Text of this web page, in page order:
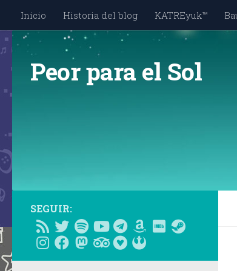
Saltar al contenido
Inicio Historia del blog KATREyuk™
Peor para el Sol
SEGUIR: